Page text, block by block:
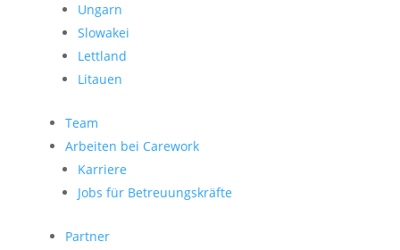
Ungarn
Slowakei
Lettland
Litauen
Team
Arbeiten bei Carework
Karriere
Jobs für Betreuungskräfte
Partner